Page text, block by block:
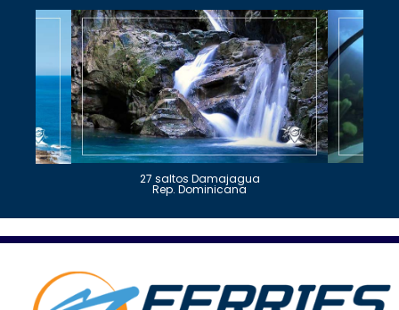
27 saltos Damajagua
Rep. Dominicana